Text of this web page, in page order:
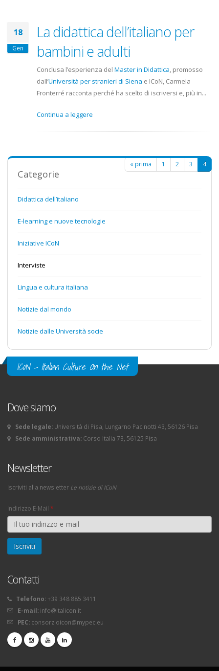
18
Gen
La didattica dell’italiano per
bambini e adulti
Conclusa l’esperienza del Master in Didattica, promosso
dall’Università per stranieri di Siena e ICoN, Carmela
Fronterré racconta perché ha scelto di iscriversi e, più in...
Continua a leggere
Pagine
« prima 1 2 3 4
Categorie
Didattica dell’italiano
E-learning e nuove tecnologie
Iniziative ICoN
Interviste
Lingua e cultura italiana
Notizie dal mondo
Notizie dalle Università socie
ICoN - Italian Culture On the Net
Dove siamo
Sede legale: Università di Pisa, Lungarno Pacinotti 43, 56126 Pisa
Sede amministrativa: Corso Italia 73, 56125 Pisa
Newsletter
Iscriviti alla newsletter Le notizie di ICoN
Indirizzo E-Mail *
Contatti
Telefono: +39 348 885 3411
E-mail: info@italicon.it
PEC: consorzioicon@mypec.eu